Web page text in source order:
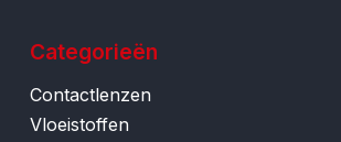
Categorieën
Contactlenzen
Vloeistoffen